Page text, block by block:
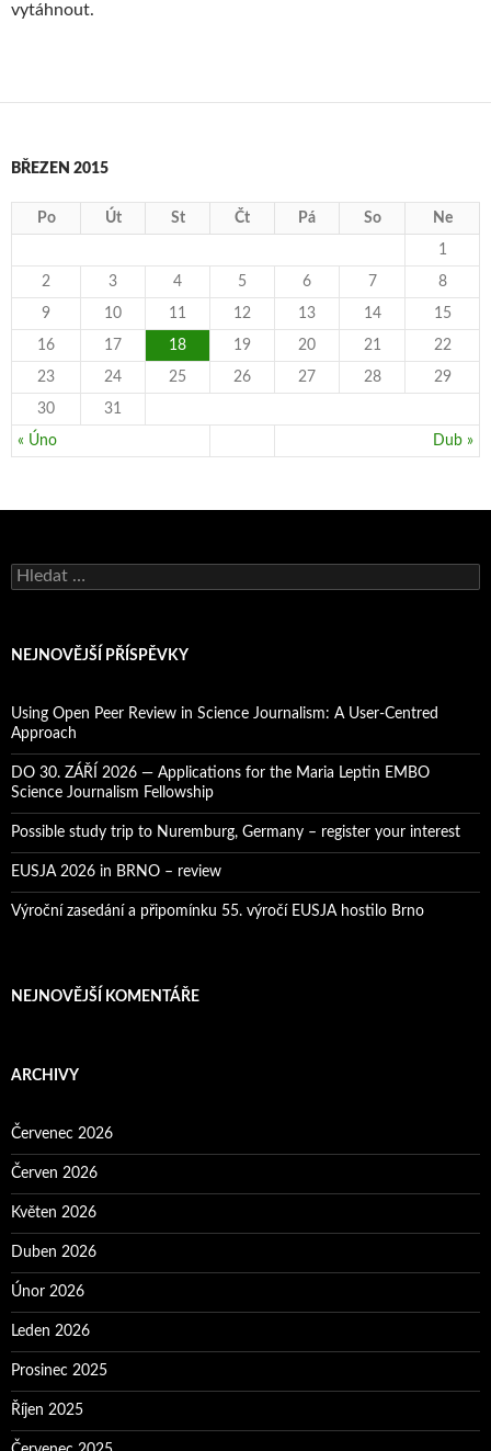
vytáhnout.
BŘEZEN 2015
Po Út St Čt Pá So Ne
« Úno Dub »
1
2 3 4 5 6 7 8
9 10 11 12 13 14 15
16 17 18 19 20 21 22
23 24 25 26 27 28 29
30 31
V
y
e
v
á
n
í
NEJNOVĚJŠÍ PŘÍSPĚVKY
Using Open Peer Review in Science Journalism: A User-Centred
Approach
DO 30. ZÁŘÍ 2026 — Applications for the Maria Leptin EMBO
Science Journalism Fellowship
Possible study trip to Nuremburg, Germany – register your interest
EUSJA 2026 in BRNO – review
Výroční zasedání a připomínku 55. výročí EUSJA hostilo Brno
NEJNOVĚJŠÍ KOMENTÁŘE
ARCHIVY
Červenec 2026
Červen 2026
Květen 2026
Duben 2026
Únor 2026
Leden 2026
Prosinec 2025
Říjen 2025